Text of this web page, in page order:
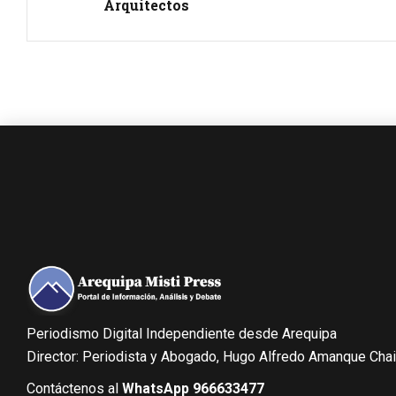
Arquitectos
Periodismo Digital Independiente desde Arequipa
Director: Periodista y Abogado, Hugo Alfredo Amanque
Contáctenos al WhatsApp 966633477